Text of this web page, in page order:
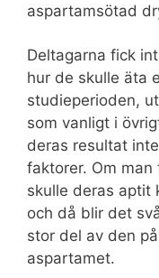
aspartamsötad
Deltagarna fick
hur de skulle äta
studieperioden,
som vanligt i
deras resultat
faktorer. Om
skulle deras aptit
och då blir det
stor del av den
aspartamet.